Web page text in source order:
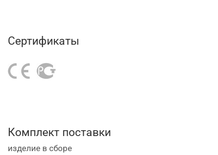
Сертификаты
Комплект поставки
изделие в сборе